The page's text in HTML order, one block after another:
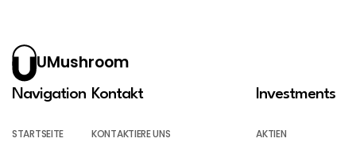
UMushroom
Navigation
STARTSEITE
Kontakt
KONTAKTIERE UNS
Investments
AKTIEN